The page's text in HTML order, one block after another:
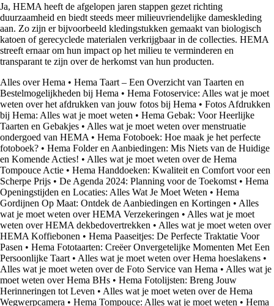
Ja, HEMA heeft de afgelopen jaren stappen gezet richting
duurzaamheid en biedt steeds meer milieuvriendelijke dameskleding
aan. Zo zijn er bijvoorbeeld kledingstukken gemaakt van biologisch
katoen of gerecyclede materialen verkrijgbaar in de collecties. HEMA
streeft ernaar om hun impact op het milieu te verminderen en
transparant te zijn over de herkomst van hun producten.
Alles over Hema • Hema Taart – Een Overzicht van Taarten en
Bestelmogelijkheden bij Hema • Hema Fotoservice: Alles wat je moet
weten over het afdrukken van jouw fotos bij Hema • Fotos Afdrukken
bij Hema: Alles wat je moet weten • Hema Gebak: Voor Heerlijke
Taarten en Gebakjes • Alles wat je moet weten over menstruatie
ondergoed van HEMA • Hema Fotoboek: Hoe maak je het perfecte
fotoboek? • Hema Folder en Aanbiedingen: Mis Niets van de Huidige
en Komende Acties! • Alles wat je moet weten over de Hema
Tompouce Actie • Hema Handdoeken: Kwaliteit en Comfort voor een
Scherpe Prijs • De Agenda 2024: Planning voor de Toekomst • Hema
Openingstijden en Locaties: Alles Wat Je Moet Weten • Hema
Gordijnen Op Maat: Ontdek de Aanbiedingen en Kortingen • Alles
wat je moet weten over HEMA Verzekeringen • Alles wat je moet
weten over HEMA dekbedovertrekken • Alles wat je moet weten over
HEMA Koffiebonen • Hema Paaseitjes: De Perfecte Traktatie Voor
Pasen • Hema Fototaarten: Creëer Onvergetelijke Momenten Met Een
Persoonlijke Taart • Alles wat je moet weten over Hema hoeslakens •
Alles wat je moet weten over de Foto Service van Hema • Alles wat je
moet weten over Hema BHs • Hema Fotolijsten: Breng Jouw
Herinneringen tot Leven • Alles wat je moet weten over de Hema
Wegwerpcamera • Hema Tompouce: Alles wat je moet weten • Hema